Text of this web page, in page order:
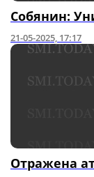
Собянин:
21-05-2025, 17:17
Отражена